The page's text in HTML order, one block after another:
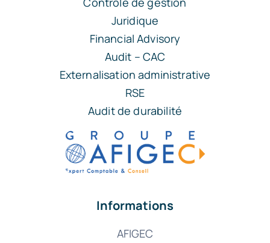
Juridique
Financial Advisory
Audit – CAC
Externalisation administrative
RSE
Audit de durabilité
Informations
AFIGEC